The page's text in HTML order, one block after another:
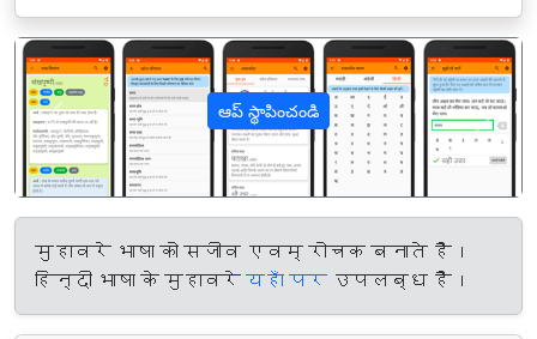
ఆప్ స్థాపించండి
पिछला
मुहावरे भाषा को सजीव एवम् रोचक बनाते हैं।
हिन्दी भाषा के मुहावरेयहाँ पर उपलब्ध हैं।